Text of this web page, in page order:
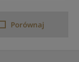
Porównaj